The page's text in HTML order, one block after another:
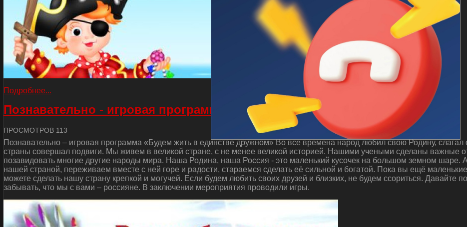
Подробнее...
Познавательно - игровая программа "Будем жить в единстве дружном"
ПРОСМОТРОВ 113
Познавательно – игровая программа «Будем жить в единстве дружном» Во все времена народ любил свою Родину,
страны совершал подвиги. Мы живем в великой стране, с не менее великой историей. Нашими учеными сделаны важные
позавидовать многие другие народы мира. Наша Родина, наша Россия - это маленький кусочек на большом земном
нашей страной, переживаем вместе с ней горе и радости, стараемся сделать её сильной и богатой. Пока вы ещё
можете сделать нашу страну крепкой и могучей. Если будем любить своих друзей и близких, не будем ссориться. Давайте
забывать, что мы с вами – россияне. В заключении мероприятия проводили игры.